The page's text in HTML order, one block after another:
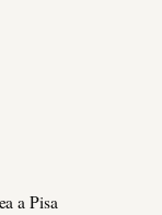
a Pisa